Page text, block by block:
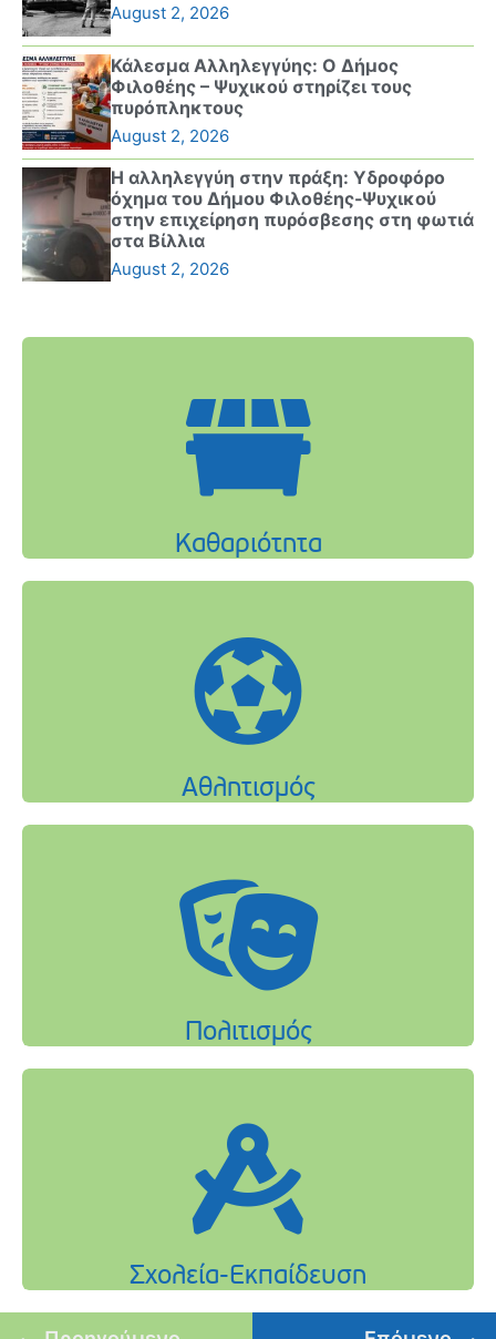
August 2, 2026
Κάλεσμα Αλληλεγγύης: Ο Δήμος
Φιλοθέης – Ψυχικού στηρίζει τους
πυρόπληκτους
August 2, 2026
Η αλληλεγγύη στην πράξη: Υδροφόρο
όχημα του Δήμου Φιλοθέης-Ψυχικού
στην επιχείρηση πυρόσβεσης στη φωτιά
στα Βίλλια
August 2, 2026